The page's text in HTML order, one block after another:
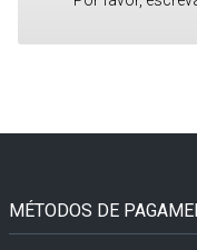
MÉTODOS DE